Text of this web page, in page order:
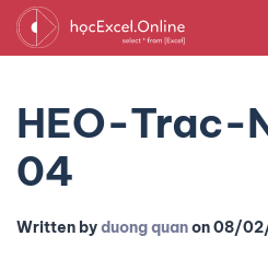
HEO-Trac-
04
Written byduong quanon08/